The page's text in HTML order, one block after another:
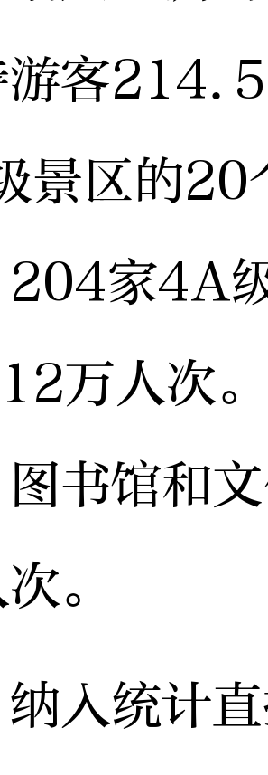
游客
景区的
204家4A
万人次
书馆和
。
统计直